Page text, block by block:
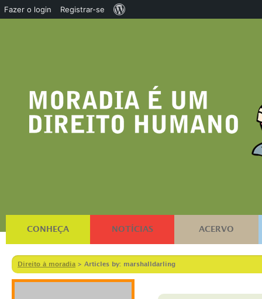
CONHEÇA NOTÍCIAS ACERVO
Direito à moradia > Articles by: marshalldarling
Fazer o login Registrar-se